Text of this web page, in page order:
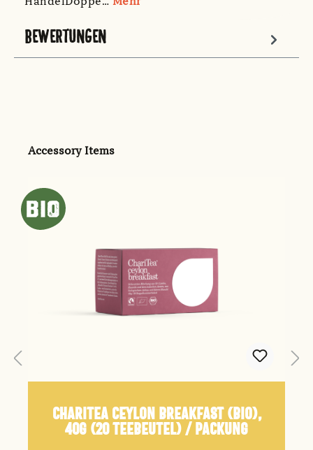
BEWERTUNGEN
Produktgalerie überspringen
Accessory Items
ChariTea ceylon breakfast (Bio),
40g (20 Teebeutel) / Packung